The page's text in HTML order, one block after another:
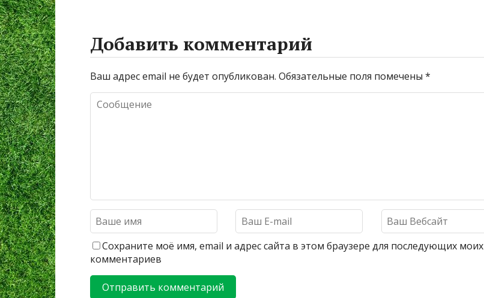
Добавить комментарий
Ваш адрес email не будет опубликован. Обязательные поля помечены *
Сохраните моё имя, email и адрес сайта в этом браузере для последующих моих
комментариев